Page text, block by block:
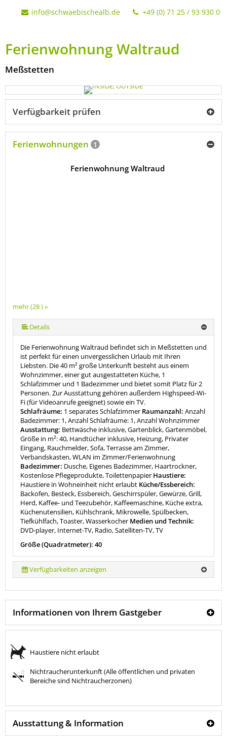
info@schwaebischealb.de +49 (0) 71 25 / 93 930 0
Ferienwohnung Waltraud
Meßstetten
Verfügbarkeit prüfen
Ferienwohnungen 1
mehr (28 ) »
mehr (28 ) »
mehr (28 ) »
mehr (28 ) »
mehr (28 ) »
mehr (28 ) »
mehr (28 ) »
mehr (28 ) »
mehr (28 ) »
mehr (28 ) »
mehr (28 ) »
mehr (28 ) »
mehr (28 ) »
mehr (28 ) »
mehr (28 ) »
mehr (28 ) »
mehr (28 ) »
mehr (28 ) »
mehr (28 ) »
mehr (28 ) »
mehr (28 ) »
mehr (28 ) »
mehr (28 ) »
mehr (28 ) »
mehr (28 ) »
Ferienwohnung Waltraud
Details
Die Ferienwohnung Waltraud befindet sich in Meßstetten und
ist perfekt für einen unvergesslichen Urlaub mit Ihren
Liebsten. Die 40 m² große Unterkunft besteht aus einem
Wohnzimmer, einer gut ausgestatteten Küche, 1
Schlafzimmer und 1 Badezimmer und bietet somit Platz für 2
Personen. Zur Ausstattung gehören außerdem Highspeed-Wi-
Fi (für Videoanrufe geeignet) sowie ein TV.
Schlafräume: 1 separates Schlafzimmer Raumanzahl: Anzahl
Badezimmer: 1, Anzahl Schlafräume: 1, Anzahl Wohnzimmer
Ausstattung: Bettwäsche inklusive, Gartenblick, Gartenmöbel,
Größe in m²: 40, Handtücher inklusive, Heizung, Privater
Eingang, Rauchmelder, Sofa, Terrasse am Zimmer,
Verbandskasten, WLAN im Zimmer/Ferienwohnung
Badezimmer: Dusche, Eigenes Badezimmer, Haartrockner,
Kostenlose Pflegeprodukte, Toilettenpapier Haustiere:
Haustiere in Wohneinheit nicht erlaubt Küche/Essbereich:
Backofen, Besteck, Essbereich, Geschirrspüler, Gewürze, Grill,
Herd, Kaffee- und Teezubehör, Kaffeemaschine, Küche extra,
Küchenutensilien, Kühlschrank, Mikrowelle, Spülbecken,
Tiefkühlfach, Toaster, Wasserkocher Medien und Technik:
DVD-player, Internet-TV, Radio, Satelliten-TV, TV
Größe (Quadratmeter): 40
Verfügbarkeiten anzeigen
Informationen von Ihrem Gastgeber
Haustiere nicht erlaubt
Nichtraucherunterkunft (Alle öffentlichen und privaten
Bereiche sind Nichtraucherzonen)
Ausstattung & Information